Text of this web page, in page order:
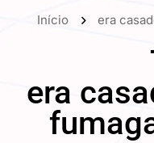
Início era
era